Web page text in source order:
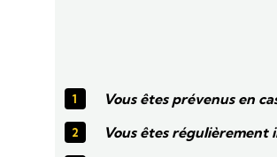
Vous êtes prévenus en
Vous êtes régulièrement